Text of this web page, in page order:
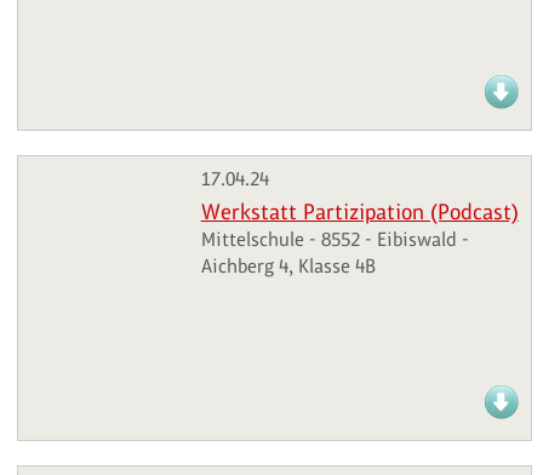
17.04.24
Werkstatt Partizipation (Podcast)
Mittelschule - 8552 - Eibiswald -
Aichberg 4, Klasse 4B